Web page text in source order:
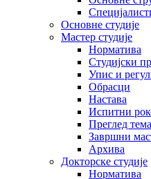
Основне студије
Мастер студије
Норматива
Студијски
Упис и
Обрасци
Настава
Испитни
Преглед
Завршни
Архива
Докторске студије
Норматива